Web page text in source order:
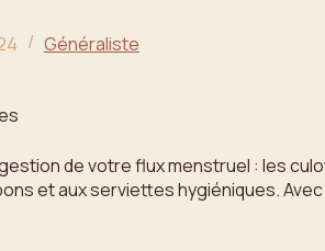
Généraliste
de votre flux menstruel : les
et aux serviettes hygiéniques.